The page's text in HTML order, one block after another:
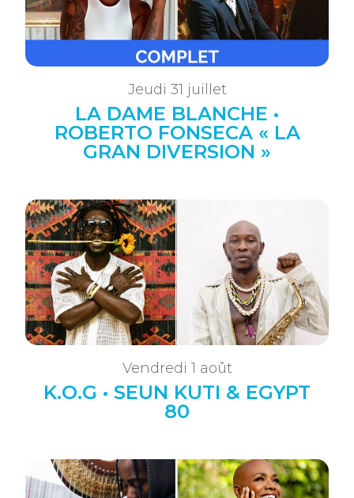
Jeudi 31 juillet
LA DAME BLANCHE •
ROBERTO FONSECA « LA
GRAN DIVERSION »
Vendredi 1 août
K.O.G • SEUN KUTI & EGYPT
80